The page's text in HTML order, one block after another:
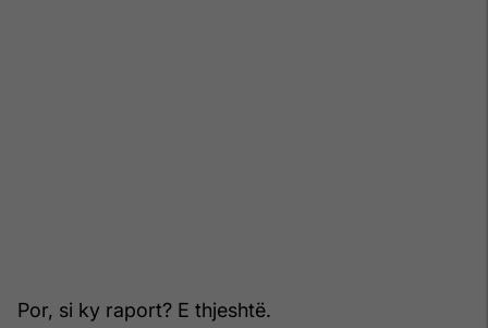
Por, si ky raport? E thjeshtë.